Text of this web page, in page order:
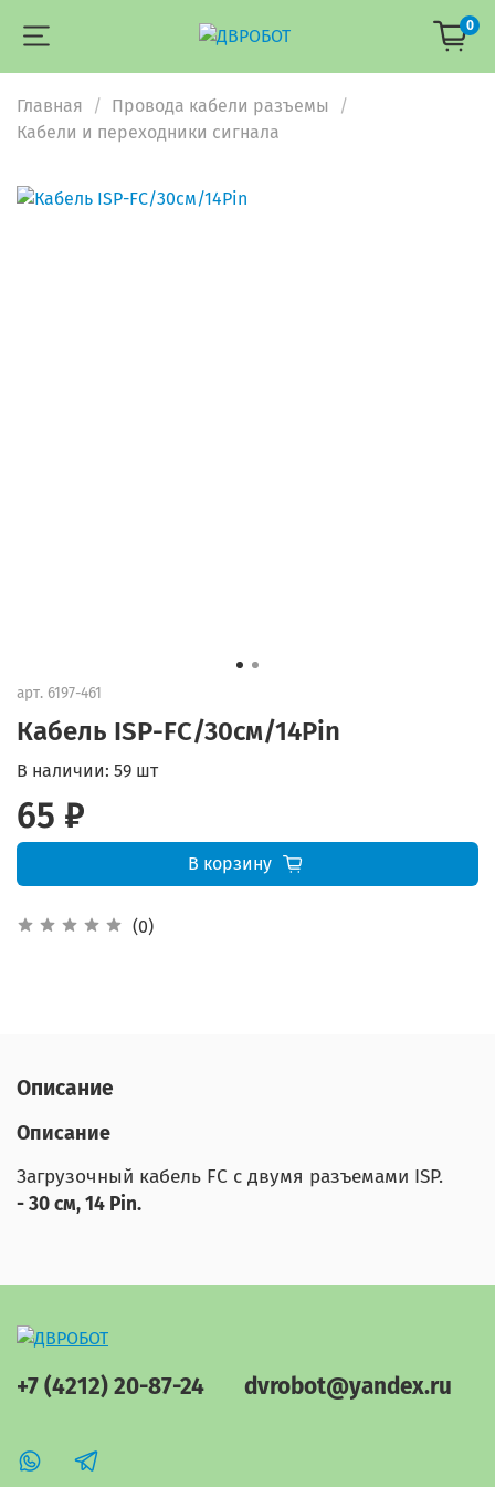
0
Главная
Провода кабели разъемы
Кабели и переходники сигнала
арт. 6197-461
Кабель ISP-FC/30см/14Pin
(0)
В наличии: 59 шт
65 ₽
В корзину
Описание
Описание
Загрузочный кабель FC с двумя разъемами ISP.
- 30 см, 14 Pin.
+7 (4212) 20-87-24 dvrobot@yandex.ru